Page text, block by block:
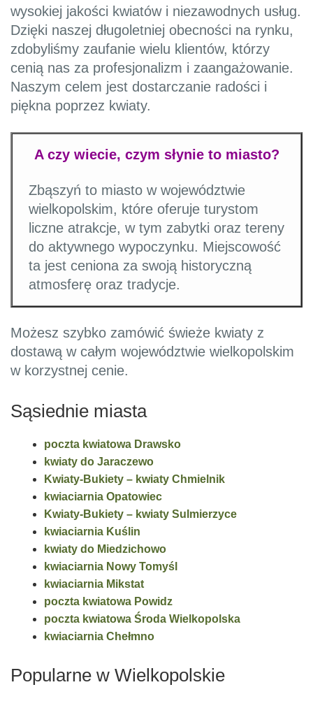
wysokiej jakości kwiatów i niezawodnych usług.
Dzięki naszej długoletniej obecności na rynku,
zdobyliśmy zaufanie wielu klientów, którzy
cenią nas za profesjonalizm i zaangażowanie.
Naszym celem jest dostarczanie radości i
piękna poprzez kwiaty.
A czy wiecie, czym słynie to miasto?
Zbąszyń to miasto w województwie
wielkopolskim, które oferuje turystom
liczne atrakcje, w tym zabytki oraz tereny
do aktywnego wypoczynku. Miejscowość
ta jest ceniona za swoją historyczną
atmosferę oraz tradycje.
Możesz szybko zamówić świeże kwiaty z
dostawą w całym województwie wielkopolskim
w korzystnej cenie.
Sąsiednie miasta
poczta kwiatowa Drawsko
kwiaty do Jaraczewo
Kwiaty-Bukiety – kwiaty Chmielnik
kwiaciarnia Opatowiec
Kwiaty-Bukiety – kwiaty Sulmierzyce
kwiaciarnia Kuślin
kwiaty do Miedzichowo
kwiaciarnia Nowy Tomyśl
kwiaciarnia Mikstat
poczta kwiatowa Powidz
poczta kwiatowa Środa Wielkopolska
kwiaciarnia Chełmno
Popularne w Wielkopolskie